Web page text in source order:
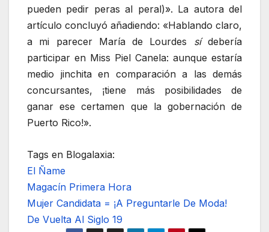
pueden pedir peras al peral)». La autora del
artículo concluyó añadiendo: «Hablando claro,
a mi parecer María de Lourdes sídebería
participar en Miss Piel Canela: aunque estaría
medio jinchita en comparación a las demás
concursantes, ¡tiene más posibilidades de
ganar ese certamen que la gobernación de
Puerto Rico!».
Tags en Blogalaxia:
El Ñame
Magacín Primera Hora
Mujer Candidata = ¡A Preguntarle De Moda!
De Vuelta Al Siglo 19